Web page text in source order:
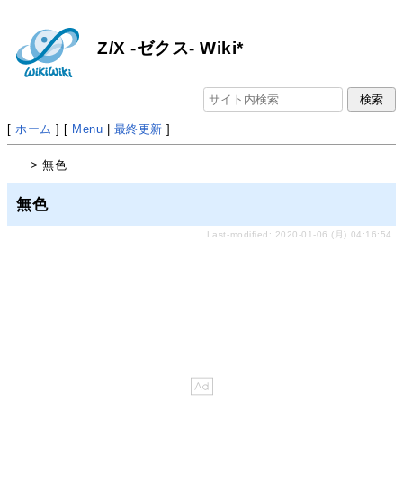
Z/X -ゼクス- Wiki*
[ ホーム ] [ Menu | 最終更新 ]
> 無色
無色
Last-modified: 2020-01-06 (月) 04:16:54